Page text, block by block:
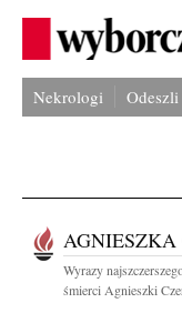
Nekrologi Odeszli
AGNIESZKA
Wyrazy
śmierci Agnieszki